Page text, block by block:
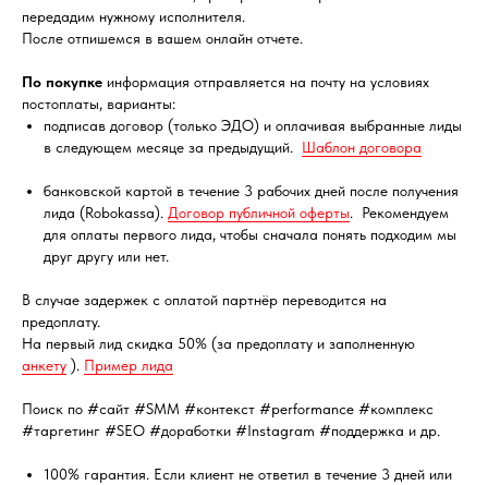
передадим нужному исполнителя.
После отпишемся в вашем онлайн отчете.
По покупке информация отправляется на почту на условиях
постоплаты, варианты:
подписав договор (только ЭДО) и оплачивая выбранные лиды
в следующем месяце за предыдущий. Шаблон договора
банковской картой в течение 3 рабочих дней после получения
лида (Robokassa). Договор публичной оферты. Рекомендуем
для оплаты первого лида, чтобы сначала понять подходим мы
друг другу или нет.
В случае задержек с оплатой партнёр переводится на
предоплату.
На первый лид скидка 50% (за предоплату и заполненную
анкету ). Пример лида
Поиск по #сайт #SMM #контекст #performance #комплекс
#таргетинг #SEO #доработки #Instagram #поддержка и др.
100% гарантия. Если клиент не ответил в течение 3 дней или